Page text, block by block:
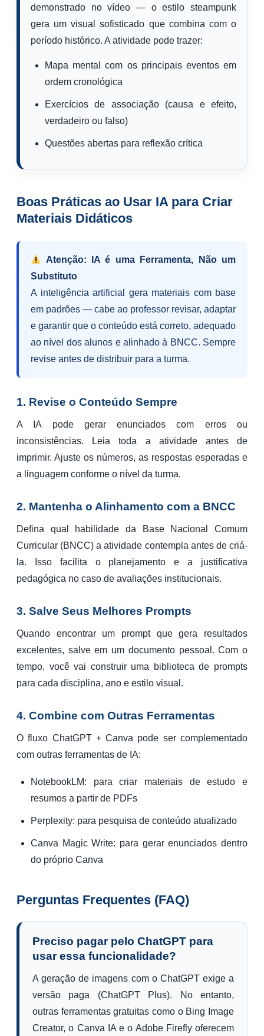
demonstrado no vídeo — o estilo steampunk
gera um visual sofisticado que combina com o
período histórico. A atividade pode trazer:
Mapa mental com os principais eventos em
ordem cronológica
Exercícios de associação (causa e efeito,
verdadeiro ou falso)
Questões abertas para reflexão crítica
Boas Práticas ao Usar IA para Criar
Materiais Didáticos
Atenção: IA é uma Ferramenta, Não um
Substituto
A inteligência artificial gera materiais com base
em padrões — cabe ao professor revisar, adaptar
e garantir que o conteúdo está correto, adequado
ao nível dos alunos e alinhado à BNCC. Sempre
revise antes de distribuir para a turma.
1. Revise o Conteúdo Sempre
A IA pode gerar enunciados com erros ou
inconsistências. Leia toda a atividade antes de
imprimir. Ajuste os números, as respostas esperadas e
a linguagem conforme o nível da turma.
2. Mantenha o Alinhamento com a BNCC
Defina qual habilidade da Base Nacional Comum
Curricular (BNCC) a atividade contempla antes de criá-
la. Isso facilita o planejamento e a justificativa
pedagógica no caso de avaliações institucionais.
3. Salve Seus Melhores Prompts
Quando encontrar um prompt que gera resultados
excelentes, salve em um documento pessoal. Com o
tempo, você vai construir uma biblioteca de prompts
para cada disciplina, ano e estilo visual.
4. Combine com Outras Ferramentas
O fluxo ChatGPT + Canva pode ser complementado
com outras ferramentas de IA:
NotebookLM: para criar materiais de estudo e
resumos a partir de PDFs
Perplexity: para pesquisa de conteúdo atualizado
Canva Magic Write: para gerar enunciados dentro
do próprio Canva
Perguntas Frequentes (FAQ)
Preciso pagar pelo ChatGPT para
usar essa funcionalidade?
A geração de imagens com o ChatGPT exige a
versão paga (ChatGPT Plus). No entanto,
outras ferramentas gratuitas como o Bing Image
Creator, o Canva IA e o Adobe Firefly oferecem